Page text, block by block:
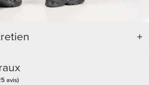
avis)